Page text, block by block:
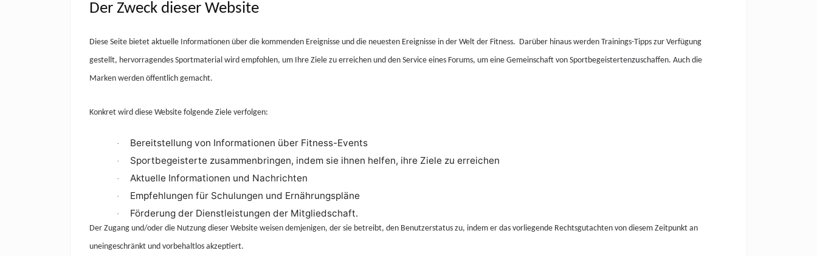
Der Zweck dieser Website
Diese Seite bietet aktuelle Informationen über die kommenden Ereignisse und die neuesten Ereignisse in der Welt der Fitness. Darüber hinaus werden Trainings-Tipps zur Verfügung
gestellt, hervorragendes Sportmaterial wird empfohlen, um Ihre Ziele zu erreichen und den Service eines Forums, um eine Gemeinschaft von Sportbegeistertenzuschaffen. Auch die
Marken werden öffentlich gemacht.
Konkret wird diese Website folgende Ziele verfolgen:
· Bereitstellung von Informationen über Fitness-Events
· Sportbegeisterte zusammenbringen, indem sie ihnen helfen, ihre Ziele zu erreichen
· Aktuelle Informationen und Nachrichten
· Empfehlungen für Schulungen und Ernährungspläne
· Förderung der Dienstleistungen der Mitgliedschaft.
Der Zugang und/oder die Nutzung dieser Website weisen demjenigen, der sie betreibt, den Benutzerstatus zu, indem er das vorliegende Rechtsgutachten von diesem Zeitpunkt an
uneingeschränkt und vorbehaltlos akzeptiert.